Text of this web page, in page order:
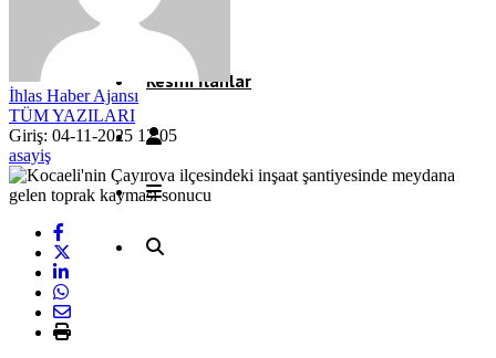
Röportaj
Resmi İlanlar
İhlas Haber Ajansı
TÜM YAZILARI
Giriş: 04-11-2025 12:05
asayiş